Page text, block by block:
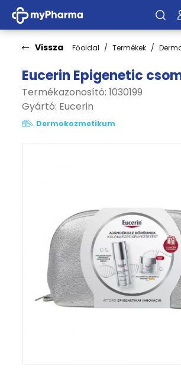
Vissza Főoldal Termékek
Eucerin Epigenetic
Termékazonosító: 1030199
Gyártó: Eucerin
Dermokozmetikum